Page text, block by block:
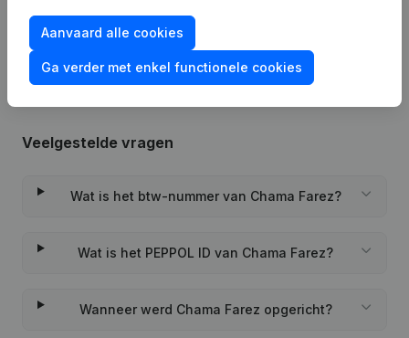
Rechtspersoon, Opening Bijkantoor,
enz...)
Veelgestelde vragen
Wat is het btw-nummer van Chama Farez?
Wat is het PEPPOL ID van Chama Farez?
Wanneer werd Chama Farez opgericht?
Aanvaard alle cookies
Ga verder met enkel functionele cookies